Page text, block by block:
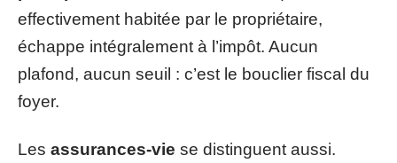
effectivement habitée par le propriétaire,
échappe intégralement à l’impôt. Aucun
plafond, aucun seuil : c’est le bouclier fiscal du
foyer.
Les assurances-vie se distinguent aussi.